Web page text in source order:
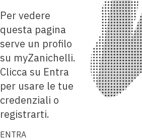
Per vedere
questa pagina
serve un profilo
su myZanichelli.
Clicca su Entra
per usare le tue
credenziali o
registrarti.
ENTRA